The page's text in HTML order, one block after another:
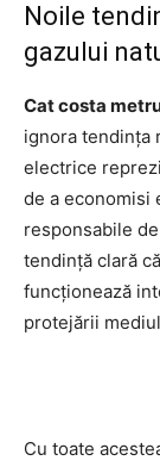
Noile
gazului
Cat costa
ignora tendința
electrice
de a economisi
responsabile
tendință clară
funcționează
protejării
Cu toate